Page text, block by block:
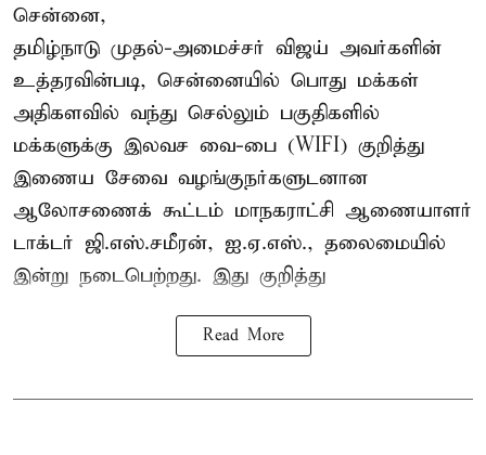
சென்னை,
தமிழ்நாடு முதல்-அமைச்சர் விஜய் அவர்களின்
உத்தரவின்படி, சென்னையில் பொது மக்கள்
அதிகளவில் வந்து செல்லும் பகுதிகளில்
மக்களுக்கு இலவச வை-பை (WIFI) குறித்து
இணைய சேவை வழங்குநர்களுடனான
ஆலோசணைக் கூட்டம் மாநகராட்சி ஆணையாளர்
டாக்டர் ஜி.எஸ்.சமீரன், ஐ.ஏ.எஸ்., தலைமையில்
இன்று நடைபெற்றது. இது குறித்து
Read More